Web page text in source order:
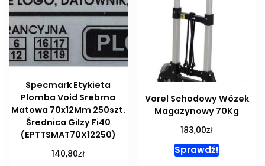
Specmark Etykieta
Plomba Void Srebrna
Matowa 70x12Mm 250szt.
Średnica Gilzy Fi40
(EPTTSMAT70X12250)
140,80zł
Vorel Schodowy Wózek
Magazynowy 70Kg
183,00zł
Sprawdź!